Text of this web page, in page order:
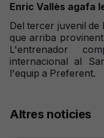
Enric Vallès agafa
Del tercer juvenil
que arriba
L'entrenador
internacional al
l'equip a Preferent.
Altres noticies